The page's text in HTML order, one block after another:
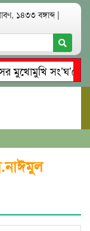
১৪৩৩ বঙ্গাব্দ |
সং’ঘ’র্ষে নিহত
গ্রেপ্তারের